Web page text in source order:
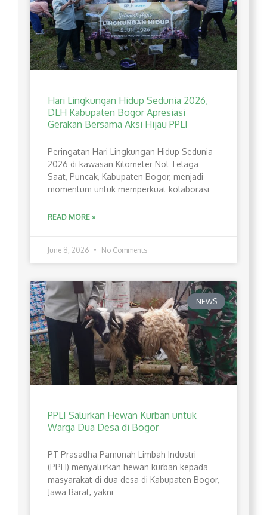
Hari Lingkungan Hidup Sedunia 2026,
DLH Kabupaten Bogor Apresiasi
Gerakan Bersama Aksi Hijau PPLI
Peringatan Hari Lingkungan Hidup Sedunia
2026 di kawasan Kilometer Nol Telaga
Saat, Puncak, Kabupaten Bogor, menjadi
momentum untuk memperkuat kolaborasi
READ MORE »
June 8, 2026 No Comments
NEWS
PPLI Salurkan Hewan Kurban untuk
Warga Dua Desa di Bogor
PT Prasadha Pamunah Limbah Industri
(PPLI) menyalurkan hewan kurban kepada
masyarakat di dua desa di Kabupaten Bogor,
Jawa Barat, yakni